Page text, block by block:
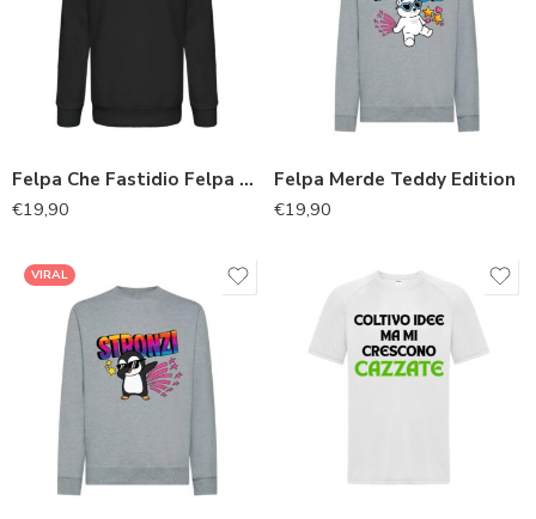
Felpa Che Fastidio Felpa Unisex Girocollo con Stampa iconica
€19,90
Felpa Merde Teddy Edition
€19,90
VIRAL